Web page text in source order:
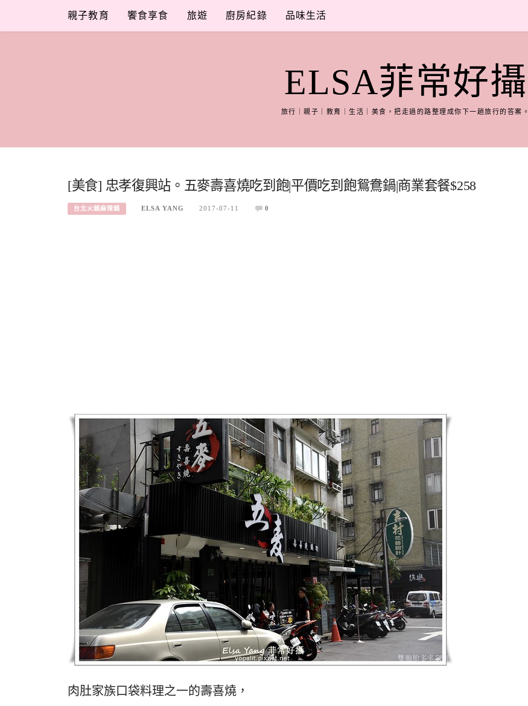
content
親子教育 饗食享食 旅遊 廚房紀錄 品味生活
ELSA菲常好攝
旅行｜親子｜教育｜生活｜美食，把走過的路整理成你下一趟旅行的答案。
[美食] 忠孝復興站。五麥壽喜燒吃到飽|平價吃到飽鴛鴦鍋|商業套餐$258
台北火鍋麻辣鍋 ELSA YANG 2017-07-11 0
肉肚家族口袋料理之一的壽喜燒，